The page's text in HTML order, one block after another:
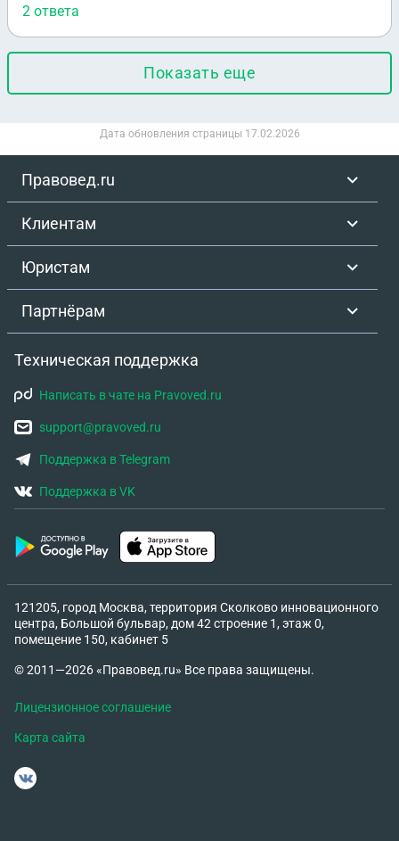
2 ответа
Показать еще
Дата обновления страницы 17.02.2026
Правовед.ru
Клиентам
Юристам
Партнёрам
Техническая поддержка
Написать в чате на Pravoved.ru
support@pravoved.ru
Поддержка в Telegram
Поддержка в VK
121205, город Москва, территория Сколково инновационного
центра, Большой бульвар, дом 42 строение 1, этаж 0,
помещение 150, кабинет 5
© 2011—2026 «Правовед.ru» Все права защищены.
Лицензионное соглашение
Карта сайта